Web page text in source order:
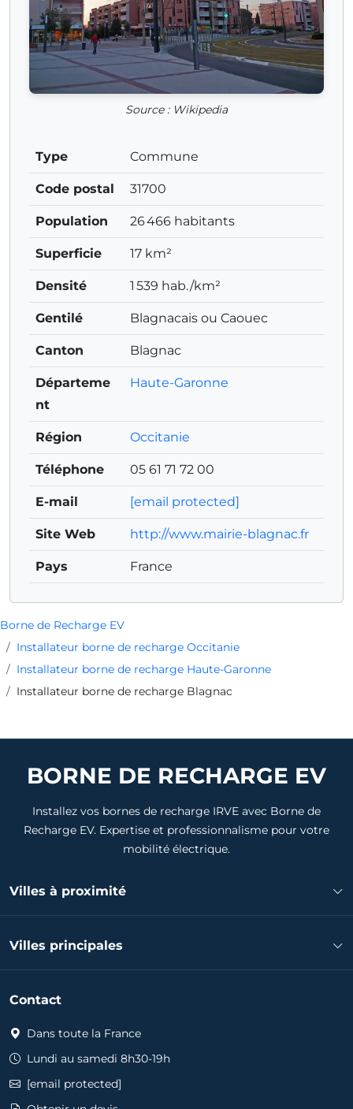
Borne de Recharge EV
Installateur borne de recharge Occitanie
Installateur borne de recharge Haute-Garonne
Installateur borne de recharge Blagnac
Source : Wikipedia
Type Commune
Code postal 31700
Population 26 466 habitants
Superficie 17 km²
Densité 1 539 hab./km²
Gentilé Blagnacais ou Caouec
Canton Blagnac
Départeme
nt
Haute-Garonne
Région Occitanie
Téléphone 05 61 71 72 00
E-mail [email protected]
Site Web http://www.mairie-blagnac.fr
Pays France
BORNE DE RECHARGE EV
Installez vos bornes de recharge IRVE avec Borne de
Recharge EV. Expertise et professionnalisme pour votre
mobilité électrique.
Villes à proximité
Installateur borne de recharge Aucamville
Installateur borne de recharge Fenouillet
Installateur borne de recharge Cornebarrieu
Installateur borne de recharge Saint-Alban
Installateur borne de recharge Launaguet
Installateur borne de recharge Castelginest
Villes principales
Installateur borne de recharge Colomiers
Installateur borne de recharge Cugnaux
Installateur borne de recharge Plaisance-du-Touch
Contact
Dans toute la France
Lundi au samedi 8h30-19h
[email protected]